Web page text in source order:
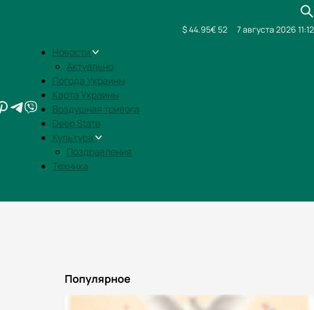
Новости
Актуально
Погода Украины
Карта Украины
Воздушная тривога
Deep State
Культура
Поздравления
Техника
$ 44.95€ 52 7 августа 2026 11:12
Популярное